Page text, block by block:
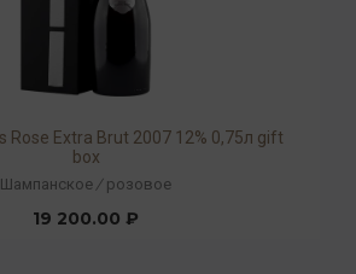
Rose Extra Brut 2007 12% 0,75л gift
box
Шампанское / розовое
19 200.00 ₽